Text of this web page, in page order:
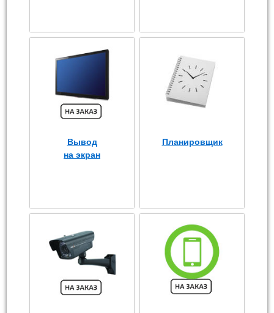
Вывод
на экран
Планировщик